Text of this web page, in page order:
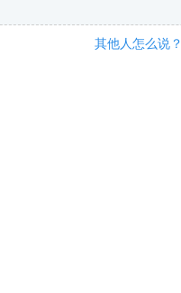
其他人怎么说？